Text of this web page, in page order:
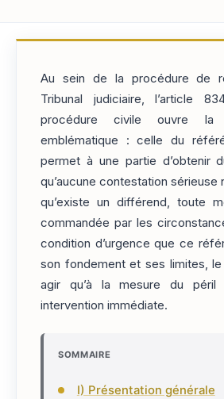
Au sein de la procédure de
Tribunal judiciaire, l’article
procédure civile ouvre
emblématique : celle du
permet à une partie d’obtenir
qu’aucune contestation sérieuse
qu’existe un différend, toute
commandée par les
condition d’urgence que ce
son fondement et ses limites,
agir qu’à la mesure du péril
intervention immédiate.
SOMMAIRE
I) Présentation générale